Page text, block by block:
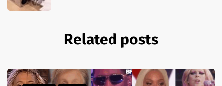
Related posts